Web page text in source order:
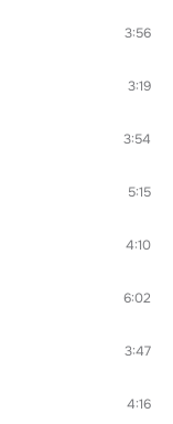
3:56
3:19
3:54
5:15
4:10
6:02
3:47
4:16